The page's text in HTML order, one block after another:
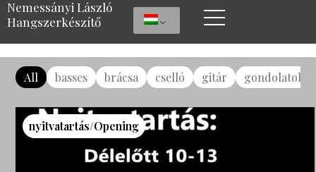
Nemessányi László
Hangszerkészítő
basses brácsa cselló gitár gondolatok
All
nyitvatartás/Opening